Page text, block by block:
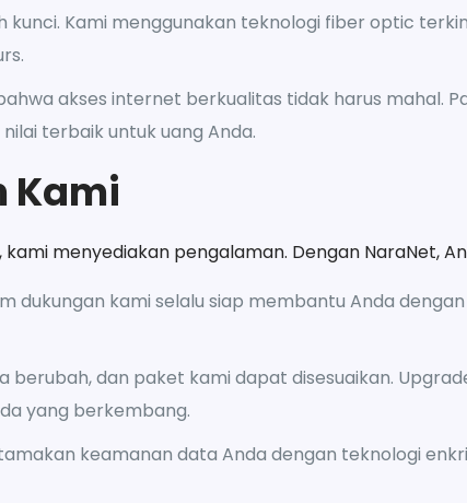
kunci. Kami menggunakan teknologi fiber optic
akses internet berkualitas tidak harus mahal.
terbaik untuk uang Anda.
Kami
menyediakan pengalaman. Dengan NaraNet,
dukungan kami selalu siap membantu Anda
berubah, dan paket kami dapat disesuaikan.
yang berkembang.
keamanan data Anda dengan teknologi